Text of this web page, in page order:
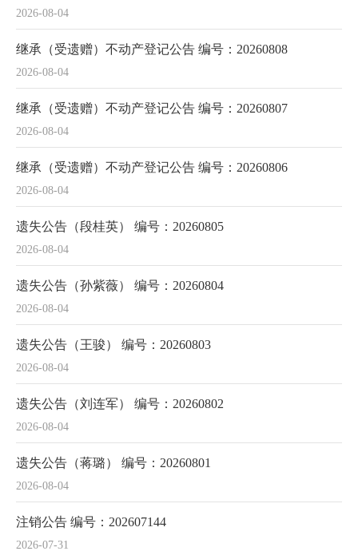
2026-08-04
2026-08-04
继承（受遗赠）不动产登记公告 编号：20260808
2026-08-04
继承（受遗赠）不动产登记公告 编号：20260807
2026-08-04
继承（受遗赠）不动产登记公告 编号：20260806
2026-08-04
遗失公告（段桂英） 编号：20260805
2026-08-04
遗失公告（孙紫薇） 编号：20260804
2026-08-04
遗失公告（王骏） 编号：20260803
2026-08-04
遗失公告（刘连军） 编号：20260802
2026-08-04
遗失公告（蒋璐） 编号：20260801
2026-07-31
注销公告 编号：202607144